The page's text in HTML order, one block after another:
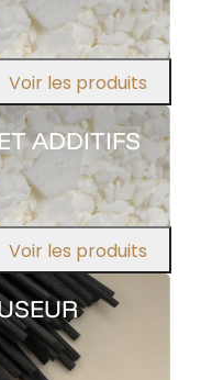
Voir les produits
ADDITIFS
Voir les produits